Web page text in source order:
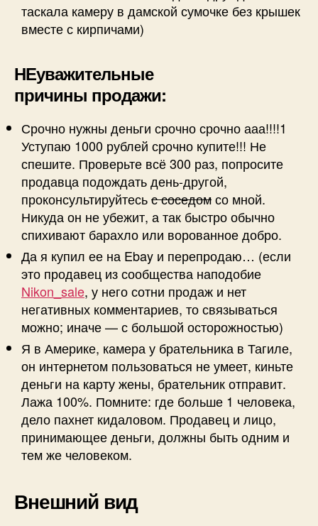
таскала камеру в дамской сумочке без крышек
вместе с кирпичами)
НЕуважительные
причины продажи:
Срочно нужны деньги срочно срочно ааа!!!!1
Уступаю 1000 рублей срочно купите!!! Не
спешите. Проверьте всё 300 раз, попросите
продавца подождать день-другой,
проконсультируйтесьс соседомсо мной.
Никуда он не убежит, а так быстро обычно
спихивают барахло или ворованное добро.
Да я купил ее на Ebay и перепродаю… (если
это продавец из сообщества наподобие
Nikon_sale, у него сотни продаж и нет
негативных комментариев, то связываться
можно; иначе — с большой осторожностью)
Я в Америке, камера у брательника в Тагиле,
он интернетом пользоваться не умеет, киньте
деньги на карту жены, брательник отправит.
Лажа 100%. Помните: где больше 1 человека,
дело пахнет кидаловом. Продавец и лицо,
принимающее деньги, должны быть одним и
тем же человеком.
Внешний вид